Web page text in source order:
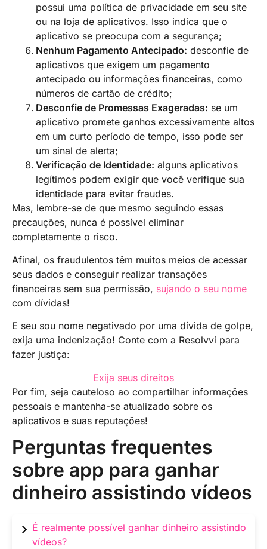
possui uma política de privacidade em seu site
ou na loja de aplicativos. Isso indica que o
aplicativo se preocupa com a segurança;
Nenhum Pagamento Antecipado: desconfie de
aplicativos que exigem um pagamento
antecipado ou informações financeiras, como
números de cartão de crédito;
Desconfie de Promessas Exageradas: se um
aplicativo promete ganhos excessivamente altos
em um curto período de tempo, isso pode ser
um sinal de alerta;
Verificação de Identidade: alguns aplicativos
legítimos podem exigir que você verifique sua
identidade para evitar fraudes.
Mas, lembre-se de que mesmo seguindo essas
precauções, nunca é possível eliminar
completamente o risco.
Afinal, os fraudulentos têm muitos meios de acessar
seus dados e conseguir realizar transações
financeiras sem sua permissão, sujando o seu nome
com dívidas!
E seu sou nome negativado por uma dívida de golpe,
exija uma indenização! Conte com a Resolvvi para
fazer justiça:
Exija seus direitos
Por fim, seja cauteloso ao compartilhar informações
pessoais e mantenha-se atualizado sobre os
aplicativos e suas reputações!
Perguntas frequentes
sobre app para ganhar
dinheiro assistindo vídeos
É realmente possível ganhar dinheiro assistindo
vídeos?